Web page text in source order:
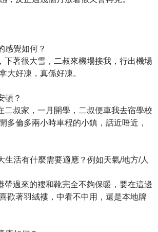
感覺如何？
下著很大雪，二叔來機場接我，行出機場
大好凍，真係好凍。
頓？
二叔家，一月開學，二叔便車我去宿學校
多倫多兩小時車程的小鎮，話近唔近，
生活有什麼需要適應？例如天氣/地方/人
帶過來的褸和靴完全不夠保暖，要在這邊
歡著羽絨褸，中看不中用，還是本地牌